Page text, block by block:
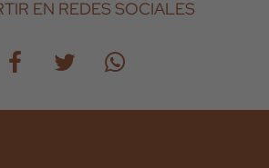
EN REDES SOCIALES